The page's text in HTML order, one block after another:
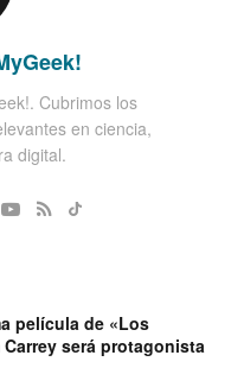
Cubrimos los
en ciencia,
digital.
película de «Los
será protagonista